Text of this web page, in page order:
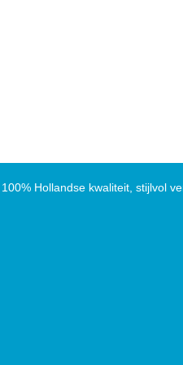
Hollandse kwaliteit, stijlvol